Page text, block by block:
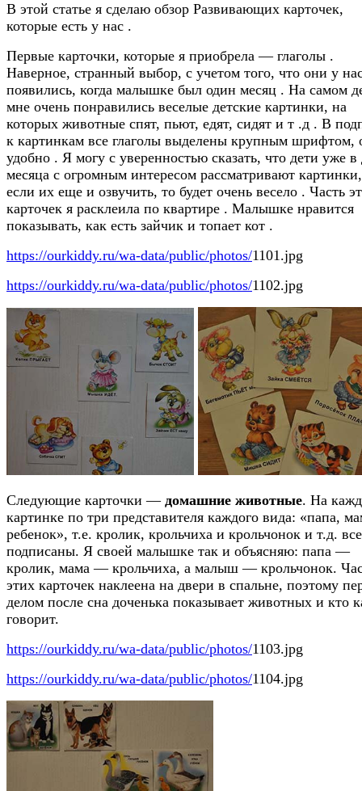
В этой статье я сделаю обзор Развивающих карточек,
которые есть у нас .
Первые карточки, которые я приобрела — глаголы .
Наверное, странный выбор, с учетом того, что они у
появились, когда малышке был один месяц . На самом
мне очень понравились веселые детские картинки, на
которых животные спят, пьют, едят, сидят и т .д . В
к картинкам все глаголы выделены крупным шрифтом,
удобно . Я могу с уверенностью сказать, что дети уже в
месяца с огромным интересом рассматривают
если их еще и озвучить, то будет очень весело . Часть
карточек я расклеила по квартире . Малышке нравится
показывать, как есть зайчик и топает кот .
https://ourkiddy.ru/wa-data/public/photos/1101.jpg
https://ourkiddy.ru/wa-data/public/photos/1102.jpg
Следующие карточки — домашние животные. На
картинке по три представителя каждого вида: «папа,
ребенок», т.е. кролик, крольчиха и крольчонок и т.д. все
подписаны. Я своей малышке так и объясняю: папа —
кролик, мама — крольчиха, а малыш — крольчонок.
этих карточек наклеена на двери в спальне, поэтому
делом после сна доченька показывает животных и кто
говорит.
https://ourkiddy.ru/wa-data/public/photos/1103.jpg
https://ourkiddy.ru/wa-data/public/photos/1104.jpg